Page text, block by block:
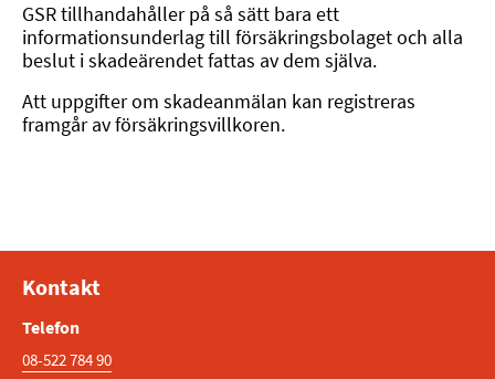
GSR tillhandahåller på så sätt bara ett
informationsunderlag till försäkringsbolaget och alla
beslut i skadeärendet fattas av dem själva.
Att uppgifter om skadeanmälan kan registreras
framgår av försäkringsvillkoren.
Kontakt
Telefon
08-522 784 90